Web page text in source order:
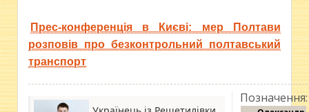
Прес-конференція в Києві: мер Полтави
розповів про безконтрольний полтавський
транспорт
Позначення: